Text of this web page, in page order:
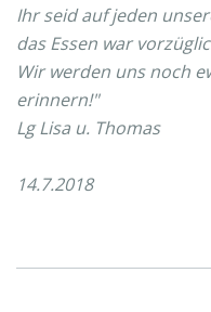
Ihr seid auf jeden
das Essen war
Wir werden uns noch
erinnern!"
Lg Lisa u. Thomas
14.7.2018